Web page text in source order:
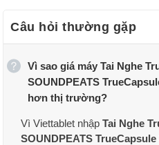
Câu hỏi thường gặp
Vì sao giá máy Tai Nghe
SOUNDPEATS
hơn thị trường?
Vì Viettablet nhậpTai Nghe
SOUNDPEATS TrueCapsule